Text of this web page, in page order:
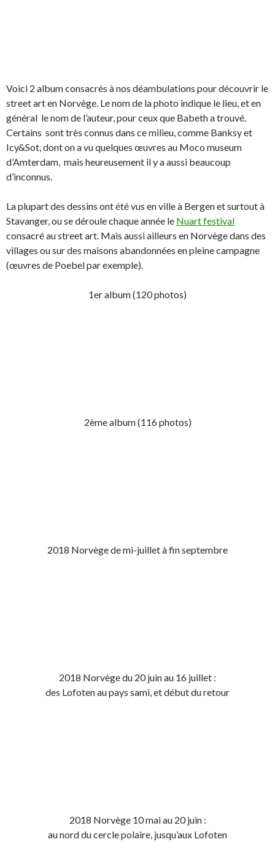
Voici 2 album consacrés à nos déambulations pour découvrir le
street art en Norvège. Le nom de la photo indique le lieu, et en
général le nom de l’auteur, pour ceux que Babeth a trouvé.
Certains sont très connus dans ce milieu, comme Banksy et
Icy&Sot, dont on a vu quelques œuvres au Moco museum
d’Amterdam, mais heureusement il y a aussi beaucoup
d’inconnus.
La plupart des dessins ont été vus en ville à Bergen et surtout à
Stavanger, ou se déroule chaque année le Nuart festival
consacré au street art. Mais aussi ailleurs en Norvège dans des
villages ou sur des maisons abandonnées en pleine campagne
(œuvres de Poebel par exemple).
1er album (120 photos)
2ème album (116 photos)
2018 Norvège de mi-juillet à fin septembre
2018 Norvège du 20 juin au 16 juillet :
des Lofoten au pays sami, et début du retour
2018 Norvège 10 mai au 20 juin :
au nord du cercle polaire, jusqu’aux Lofoten